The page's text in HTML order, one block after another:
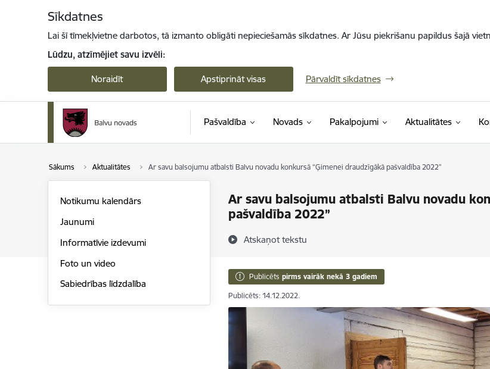
Sīkdatnes
Lai šī tīmekļvietne darbotos, tā izmanto obligāti nepieciešamās sīkdatnes. Ar Jūsu piekrišanu papildus šajā
Lūdzu, atzīmējiet savu izvēli:
Noraidīt Apstiprināt visas Pārvaldīt sīkdatnes
Pašvaldība Novads Pakalpojumi Aktualitātes
Sākums Aktualitātes Ar savu balsojumu atbalsti Balvu novadu konkursā “Ģimenei draudzīgākā pašvaldība 2022”
Ar savu balsojumu atbalsti Balvu novadu
pašvaldība 2022”
Atskaņot tekstu
Notikumu kalendārs
Jaunumi
Informatīvie izdevumi
Foto un video
Sabiedrības līdzdalība
Publicēts pirms vairāk nekā 3 gadiem
Publicēts: 14.12.2022.